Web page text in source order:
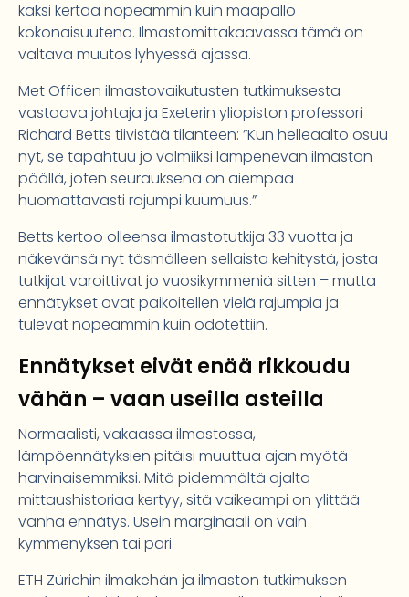
kaksi kertaa nopeammin kuin maapallo
kokonaisuutena. Ilmastomittakaavassa tämä on
valtava muutos lyhyessä ajassa.
Met Officen ilmastovaikutusten tutkimuksesta
vastaava johtaja ja Exeterin yliopiston professori
Richard Betts tiivistää tilanteen: ”Kun helleaalto osuu
nyt, se tapahtuu jo valmiiksi lämpenevän ilmaston
päällä, joten seurauksena on aiempaa
huomattavasti rajumpi kuumuus.”
Betts kertoo olleensa ilmastotutkija 33 vuotta ja
näkevänsä nyt täsmälleen sellaista kehitystä, josta
tutkijat varoittivat jo vuosikymmeniä sitten – mutta
ennätykset ovat paikoitellen vielä rajumpia ja
tulevat nopeammin kuin odotettiin.
Ennätykset eivät enää rikkoudu
vähän – vaan useilla asteilla
Normaalisti, vakaassa ilmastossa,
lämpöennätyksien pitäisi muuttua ajan myötä
harvinaisemmiksi. Mitä pidemmältä ajalta
mittaushistoriaa kertyy, sitä vaikeampi on ylittää
vanha ennätys. Usein marginaali on vain
kymmenyksen tai pari.
ETH Zürichin ilmakehän ja ilmaston tutkimuksen